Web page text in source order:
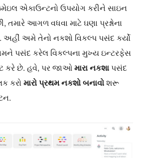
એકાઉન્ટનો ઉપયોગ કરીને સાઇન
તમારે આગળ વધવા માટે ઘણા પ્રશ્નોના
અમે તેનો નકશો વિકલ્પ પસંદ કર્યો
પસંદ કરેલ વિકલ્પના મુખ્ય ઇન્ટરફેસ
કરે છે. હવે, પર જાઓમારા નકશાપસંદ
કરોમારો પ્રથમ નકશો બનાવોશરૂ